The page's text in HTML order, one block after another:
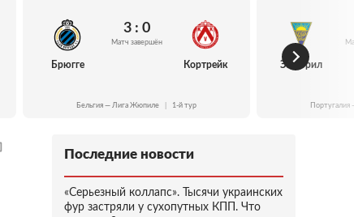
Брюгге
3 : 0
Матч завершён
Кортрейк
Бельгия — Лига Жюпиле 1-й тур
Эшторил
Последние новости
«Серьезный коллапс». Тысячи украинских
фур застряли у сухопутных КПП. Что